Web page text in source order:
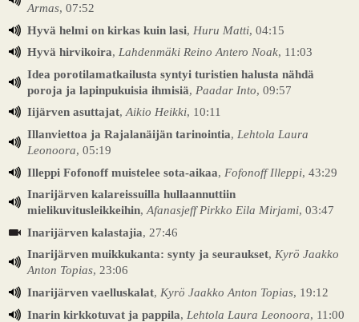
Armas, 07:52
Hyvä helmi on kirkas kuin lasi, Huru Matti, 04:15
Hyvä hirvikoira, Lahdenmäki Reino Antero Noak, 11:03
Idea porotilamatkailusta syntyi turistien halusta nähdä
poroja ja lapinpukuisia ihmisiä, Paadar Into, 09:57
Iijärven asuttajat,Aikio Heikki, 10:11
Illanviettoa ja Rajalanäijän tarinointia, Lehtola Laura
Leonoora, 05:19
Illeppi Fofonoff muistelee sota-aikaa, Fofonoff Illeppi, 43:29
Inarijärven kalareissuilla hullaannuttiin
mielikuvitusleikkeihin, Afanasjeff Pirkko Eila Mirjami, 03:47
Inarijärven kalastajia, 27:46
Inarijärven muikkukanta: synty ja seuraukset, Kyrö Jaakko
Anton Topias, 23:06
Inarijärven vaelluskalat, Kyrö Jaakko Anton Topias, 19:12
Inarin kirkkotuvat ja pappila, Lehtola Laura Leonoora, 11:00